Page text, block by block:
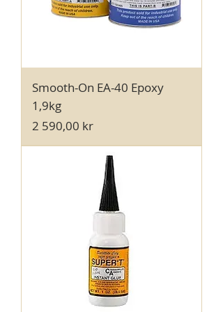
Smooth-On EA-40 Epoxy
1,9kg
Pris
2 590,00 kr